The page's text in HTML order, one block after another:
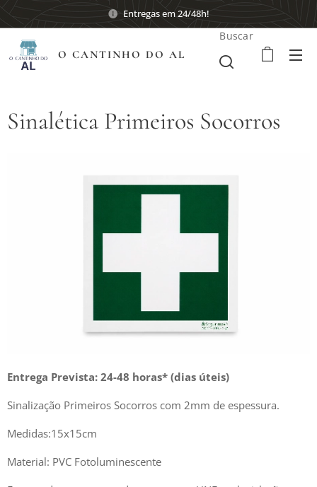
Entregas em 24/48h!
O CANTINHO DO AL
Buscar
Sinalética Primeiros Socorros
Entrega Prevista: 24-48 horas* (dias úteis)
Sinalização Primeiros Socorros com 2mm de espessura.
Medidas:15x15cm
Material: PVC Fotoluminescente